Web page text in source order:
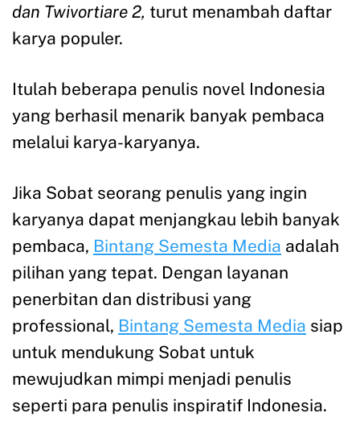
dan Twivortiare 2, turut menambah daftar
karya populer.
Itulah beberapa penulis novel Indonesia
yang berhasil menarik banyak pembaca
melalui karya-karyanya.
Jika Sobat seorang penulis yang ingin
karyanya dapat menjangkau lebih banyak
pembaca, Bintang Semesta Media adalah
pilihan yang tepat. Dengan layanan
penerbitan dan distribusi yang
professional, Bintang Semesta Media siap
untuk mendukung Sobat untuk
mewujudkan mimpi menjadi penulis
seperti para penulis inspiratif Indonesia.